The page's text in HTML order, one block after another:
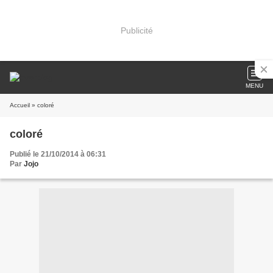
Publicité
MENU
Accueil » coloré
coloré
Publié le 21/10/2014 à 06:31
Par Jojo